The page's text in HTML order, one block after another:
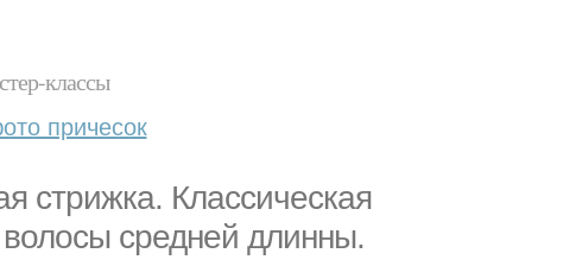
классы
причесок
стрижка. Классическая
средней длинны.